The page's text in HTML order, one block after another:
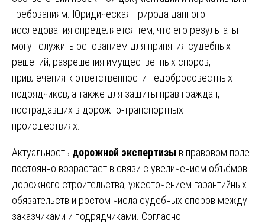
требованиям. Юридическая природа данного
исследования определяется тем, что его результаты
могут служить основанием для принятия судебных
решений, разрешения имущественных споров,
привлечения к ответственности недобросовестных
подрядчиков, а также для защиты прав граждан,
пострадавших в дорожно-транспортных
происшествиях.
Актуальность дорожной экспертизы в правовом поле
постоянно возрастает в связи с увеличением объёмов
дорожного строительства, ужесточением гарантийных
обязательств и ростом числа судебных споров между
заказчиками и подрядчиками. Согласно